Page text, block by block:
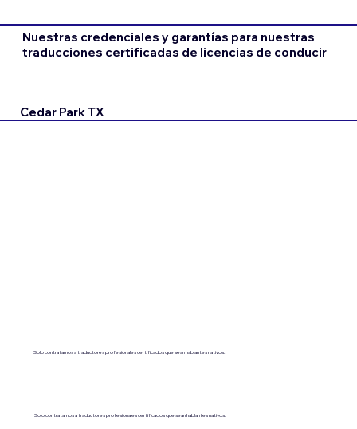
Solo contratamos a traductores profesionales certificados que sean hablantes nativos.
Solo contratamos a traductores profesionales certificados que sean hablantes nativos.
Nuestras credenciales y garantías para nuestras
traducciones certificadas de licencias de conducir
Cedar Park TX